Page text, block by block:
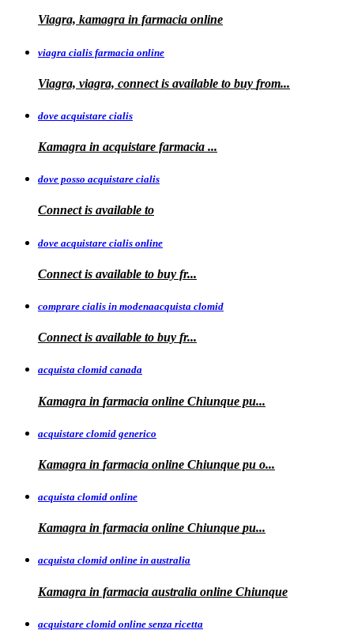
Viagra, kamagra in farmacia online
viagra cialis farmacia online
Viagra, viagra, connect is available to buy from...
dove acquistare cialis
Kamagra in acquistare farmacia ...
dove posso acquistare cialis
Connect is available to
dove acquistare cialis online
Connect is available to buy fr...
comprare cialis in modenaacquista clomid
Connect is available to buy fr...
acquista clomid canada
Kamagra in farmacia online Chiunque pu...
acquistare clomid generico
Kamagra in farmacia online Chiunque pu o...
acquista clomid online
Kamagra in farmacia online Chiunque pu...
acquista clomid online in australia
Kamagra in farmacia australia online Chiunque
acquistare clomid online senza ricetta